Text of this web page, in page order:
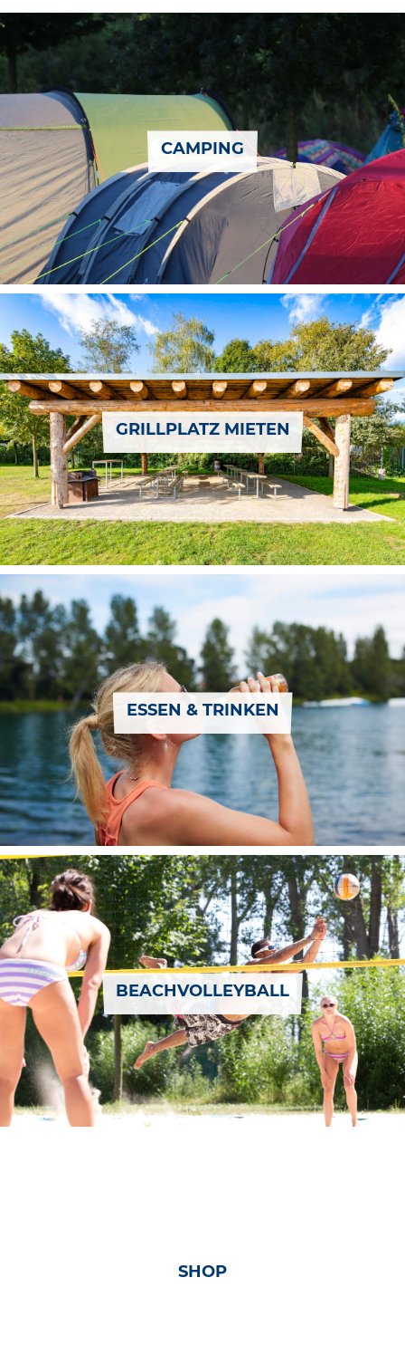
CAMPING
GRILLPLATZ MIETEN
ESSEN & TRINKEN
BEACHVOLLEYBALL
SHOP